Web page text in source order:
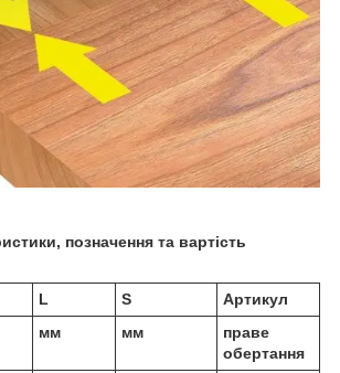
позначення та вартість
L S
Артикул
мм мм
праве
обертання